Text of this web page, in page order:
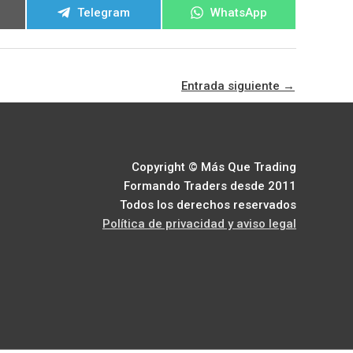
Compartir
Telegram
Compartir
WhatsApp
Entrada siguiente →
Copyright © Más Que Trading
Formando Traders desde 2011
Todos los derechos reservados
Política de privacidad y aviso legal